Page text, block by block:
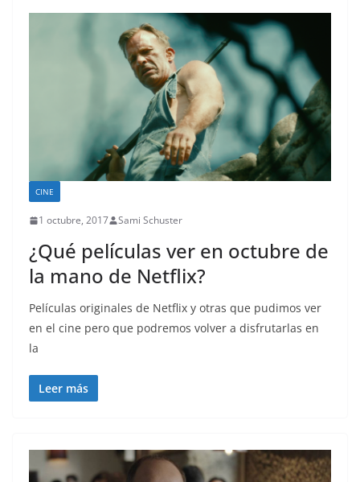
CINE
1 octubre, 2017 Sami Schuster
¿Qué películas ver en octubre de
la mano de Netflix?
Películas originales de Netflix y otras que pudimos ver
en el cine pero que podremos volver a disfrutarlas en
la
Leer más